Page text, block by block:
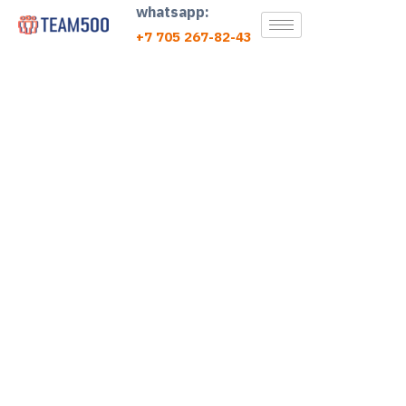
whatsapp:
+7 705 267-82-43